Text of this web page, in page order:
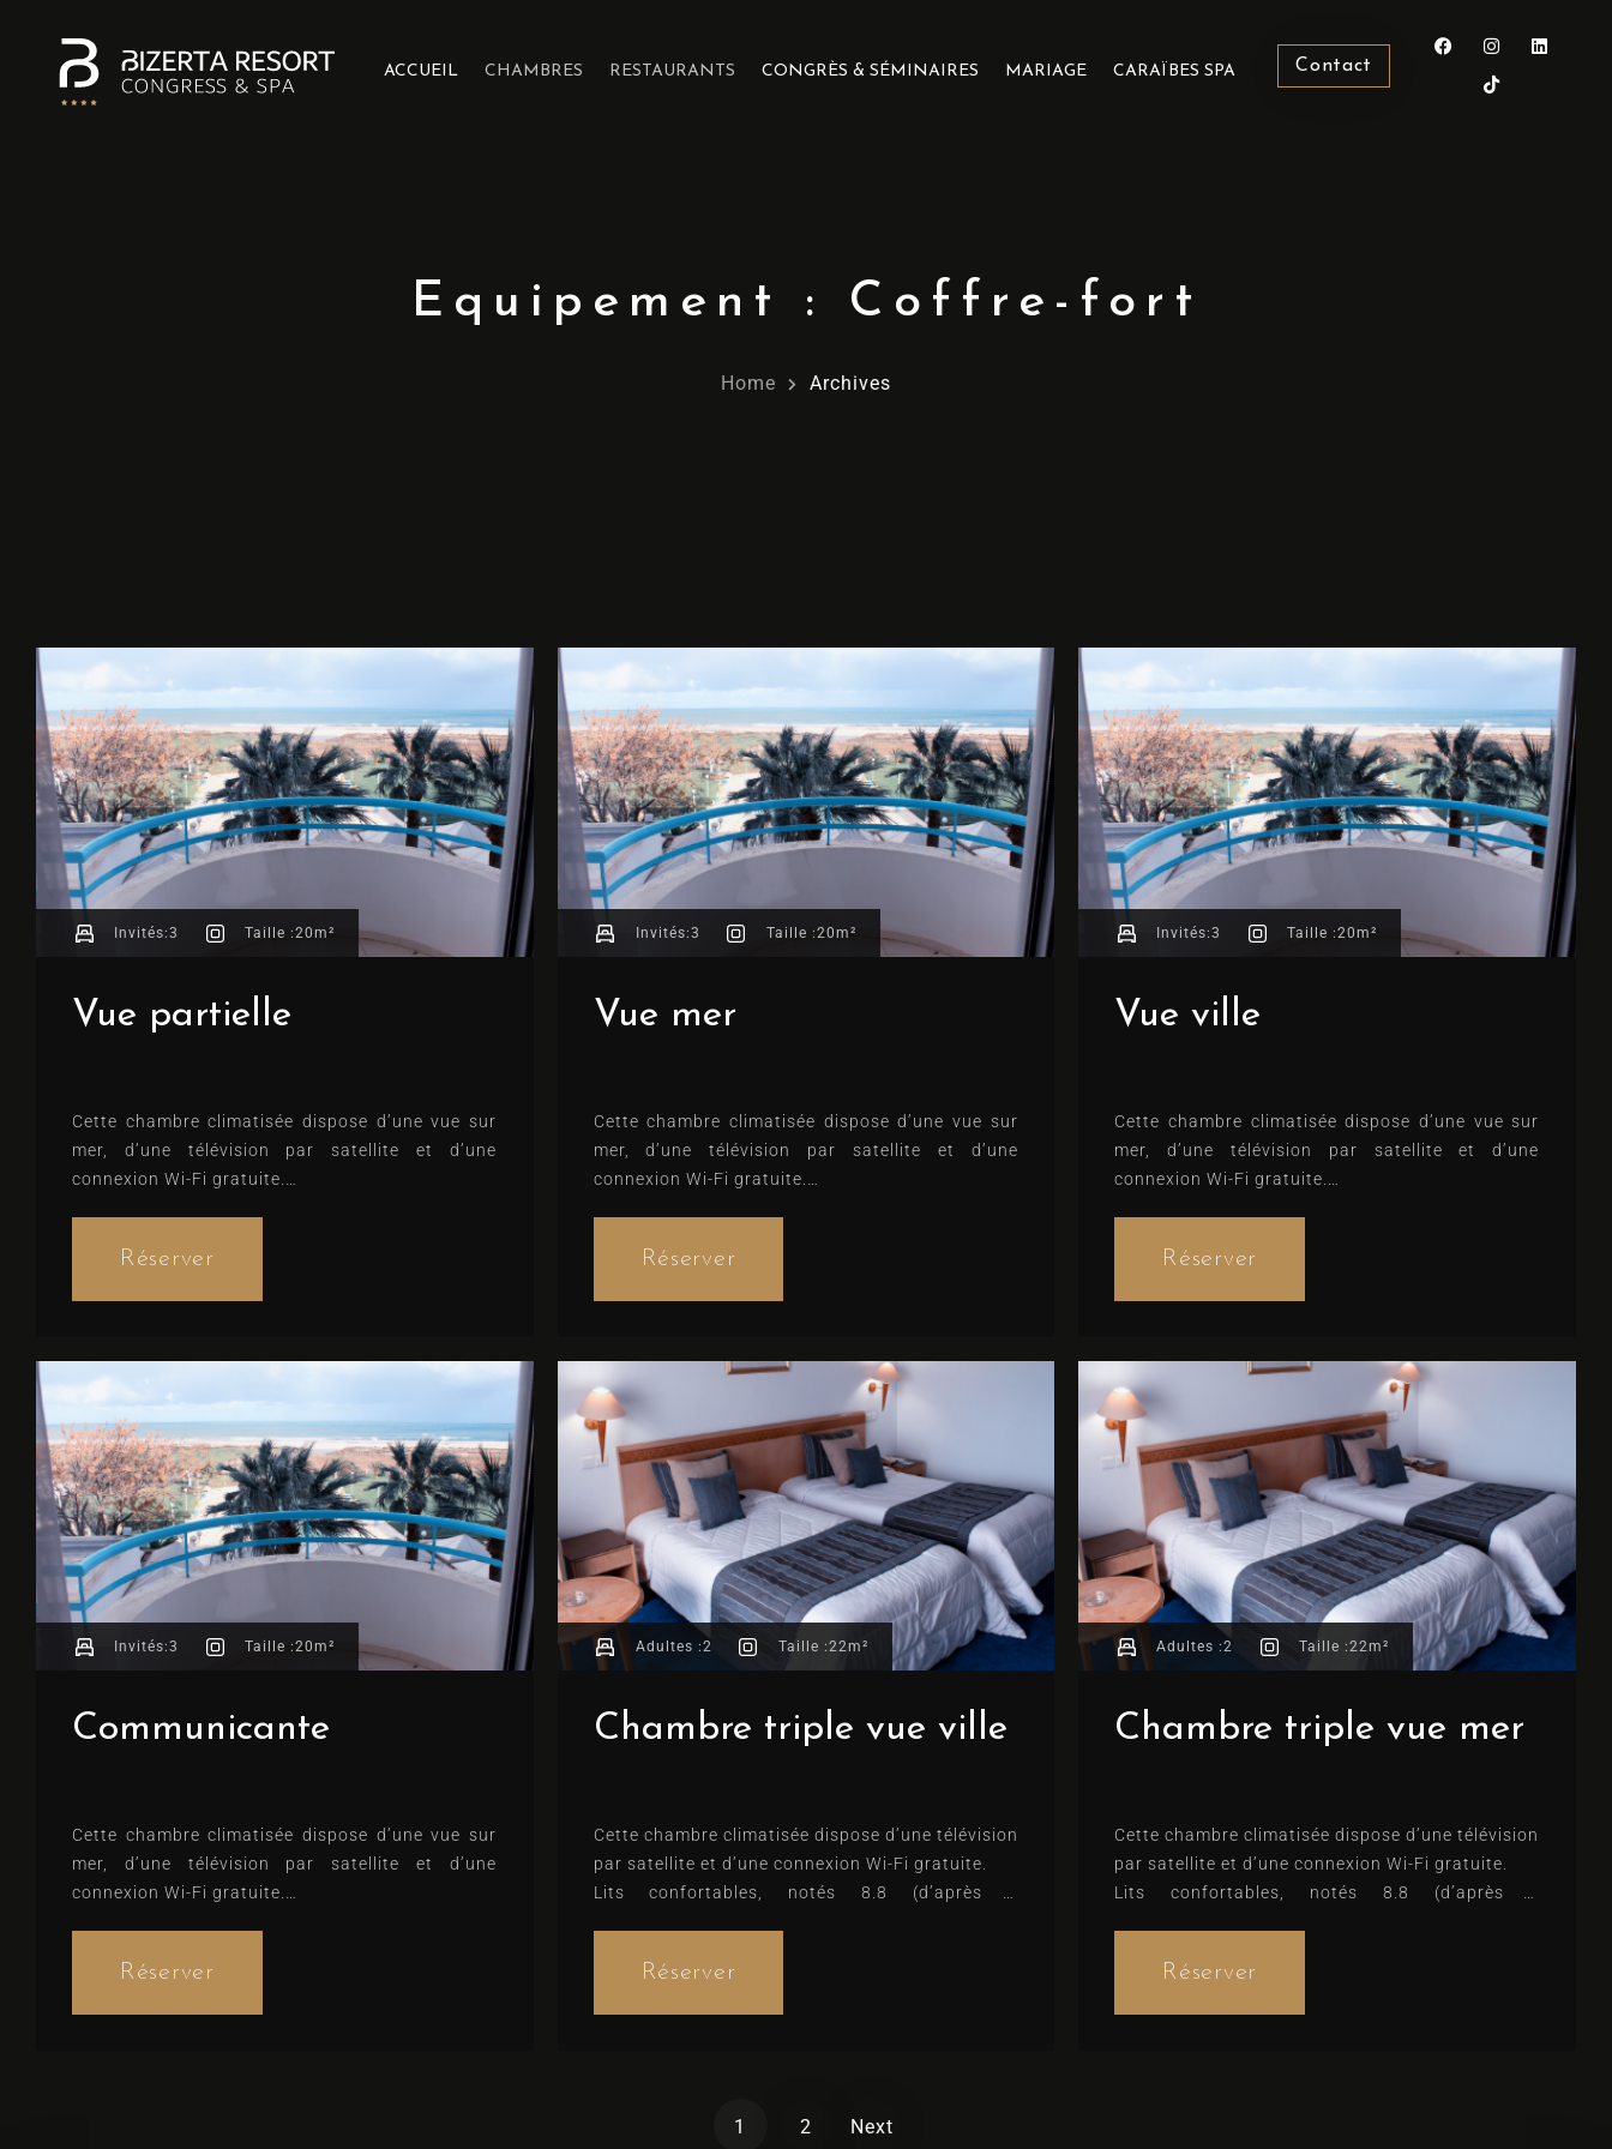
ACCUEIL CHAMBRES RESTAURANTS CONGRÈS & SÉMINAIRES MARIAGE CARAÏBES SPA Contact
Equipement : Coffre-fort
Home Archives
Vue partielle
Cette chambre climatisée dispose d’une vue sur
mer, d’une télévision par satellite et d’une
connexion Wi-Fi gratuite.
Invités:3 Taille :20m²
Réserver
Vue mer
Cette chambre climatisée dispose d’une vue sur
mer, d’une télévision par satellite et d’une
connexion Wi-Fi gratuite.
Invités:3 Taille :20m²
Réserver
Vue ville
Cette chambre climatisée dispose d’une vue sur
mer, d’une télévision par satellite et d’une
connexion Wi-Fi gratuite.
Invités:3 Taille :20m²
Réserver
Communicante
Cette chambre climatisée dispose d’une vue sur
mer, d’une télévision par satellite et d’une
connexion Wi-Fi gratuite.
Invités:3 Taille :20m²
Réserver
Chambre triple vue ville
Cette chambre climatisée dispose d’une télévision
par satellite et d’une connexion Wi-Fi gratuite.
Lits confortables, notés 8.8 (d’après 2
Adultes :2 Taille :22m²
Réserver
Chambre triple vue mer
Cette chambre climatisée dispose d’une télévision
par satellite et d’une connexion Wi-Fi gratuite.
Lits confortables, notés 8.8 (d’après 2
Adultes :2 Taille :22m²
Réserver
1 2 Next
Adultes Enfants
0
Chercher